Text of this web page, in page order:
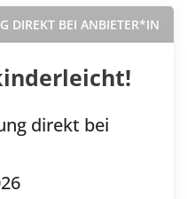
DIREKT BEI ANBIETER*IN
direkt bei